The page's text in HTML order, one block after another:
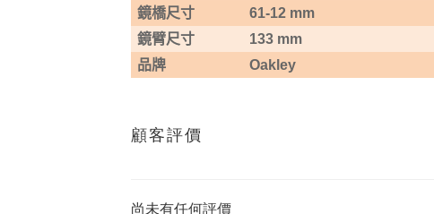
鏡橋尺寸
61-12 mm
鏡臂尺寸
133 mm
品牌
Oakley
顧客評價
尚未有任何評價